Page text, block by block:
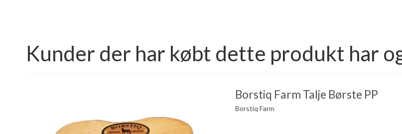
Kunder der har købt dette produkt har
Borstiq Farm Talje Børste PP
Borstiq Farm